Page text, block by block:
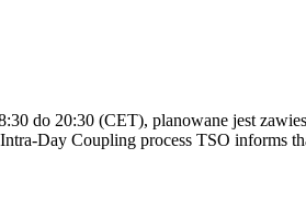
do 20:30 (CET), planowane jest
Day Coupling process TSO informs